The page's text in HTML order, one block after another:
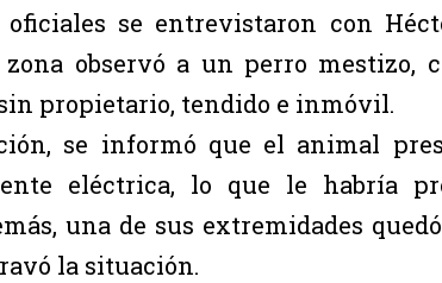
se entrevistaron con
observó a un perro mestizo,
propietario, tendido e inmóvil.
se informó que el animal
eléctrica, lo que le habría
una de sus extremidades
la situación.